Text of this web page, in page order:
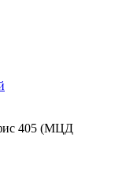
405 (МЦД